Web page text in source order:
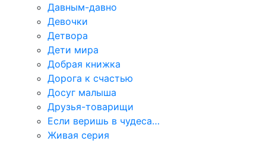
Давным-давно
Девочки
Детвора
Дети мира
Добрая книжка
Дорога к счастью
Досуг малыша
Друзья-товарищи
Если веришь в чудеса…
Живая серия